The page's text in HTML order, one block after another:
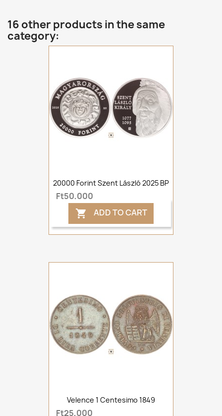
16 other products in the same
category:
20000 Forint Szent László 2025 BP
Ft50,000
 ADD TO CART
Velence 1 Centesimo 1849
Ft25,000